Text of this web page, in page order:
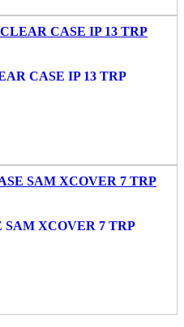
CASE IP 13 TRP
XCOVER 7 TRP